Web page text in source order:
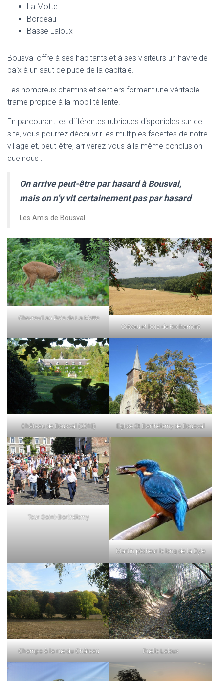
La Motte
Bordeau
Basse Laloux
Bousval offre à ses habitants et à ses visiteurs un havre de
paix à un saut de puce de la capitale.
Les nombreux chemins et sentiers forment une véritable
trame propice à la mobilité lente.
En parcourant les différentes rubriques disponibles sur ce
site, vous pourrez découvrir les multiples facettes de notre
village et, peut-être, arriverez-vous à la même conclusion
que nous :
On arrive peut-être par hasard à Bousval,
mais on n’y vit certainement pas par hasard
Les Amis de Bousval
Chevreuil au Bois de La Motte
Coteau et bois de Rochamont
Château de Bousval (2018) Eglise St Barthélemy de Bousval
Tour Saint-Barthélemy
Martin pêcheur le long de la Dyle
Champs à la rue du Château Ruelle Laloux